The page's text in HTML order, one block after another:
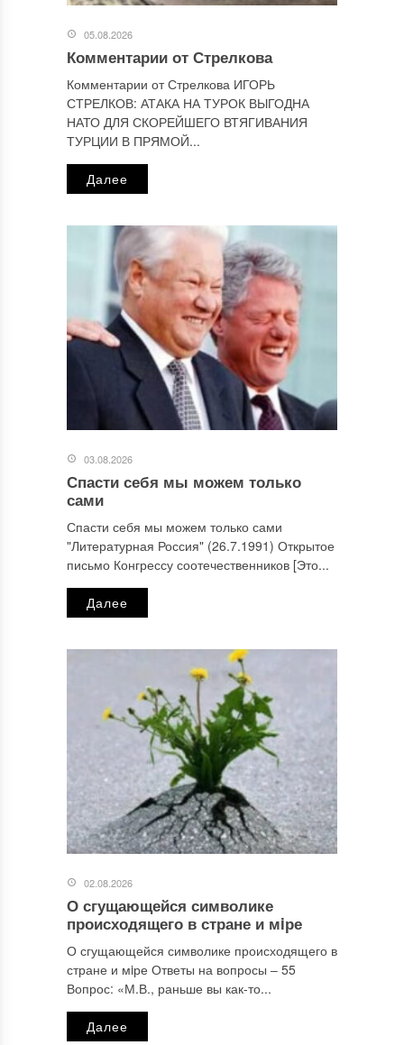
персональных данных.
05.08.2026
Комментарии от Стрелкова
Комментарии от Стрелкова ИГОРЬ
СТРЕЛКОВ: АТАКА НА ТУРОК ВЫГОДНА
НАТО ДЛЯ СКОРЕЙШЕГО ВТЯГИВАНИЯ
ТУРЦИИ В ПРЯМОЙ...
Далее
03.08.2026
Спасти себя мы можем только
сами
Спасти себя мы можем только сами
"Литературная Россия" (26.7.1991) Открытое
письмо Конгрессу соотечественников [Это...
Далее
02.08.2026
О сгущающейся символике
происходящего в стране и мiре
О сгущающейся символике происходящего в
стране и мiре Ответы на вопросы ‒ 55
Вопрос: «М.В., раньше вы как-то...
Далее